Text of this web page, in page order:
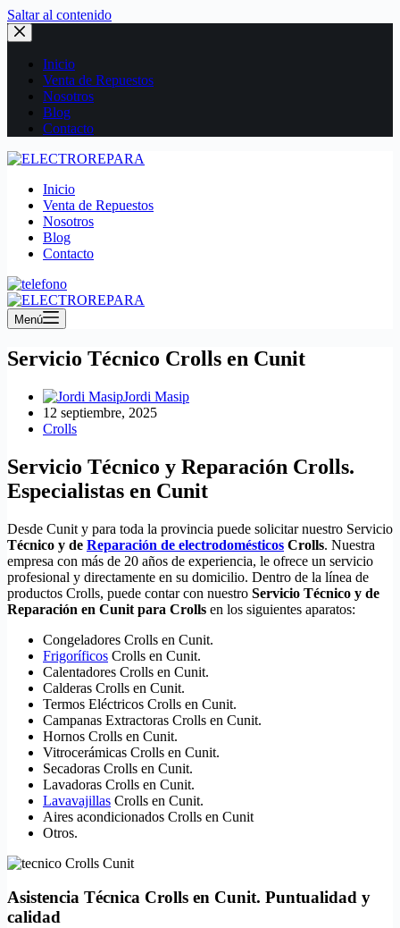
Saltar al contenido
Inicio
Venta de Repuestos
Nosotros
Blog
Contacto
Inicio
Venta de Repuestos
Nosotros
Blog
Contacto
Menú
Servicio Técnico Crolls en Cunit
Jordi Masip
12 septiembre, 2025
Crolls
Servicio Técnico y Reparación Crolls.
Especialistas en Cunit
Desde Cunit y para toda la provincia puede solicitar nuestro Servicio
Técnico y de Reparación de electrodomésticos Crolls. Nuestra
empresa con más de 20 años de experiencia, le ofrece un servicio
profesional y directamente en su domicilio. Dentro de la línea de
productos Crolls, puede contar con nuestro Servicio Técnico y de
Reparación en Cunit para Crolls en los siguientes aparatos:
Congeladores Crolls en Cunit.
Frigoríficos Crolls en Cunit.
Calentadores Crolls en Cunit.
Calderas Crolls en Cunit.
Termos Eléctricos Crolls en Cunit.
Campanas Extractoras Crolls en Cunit.
Hornos Crolls en Cunit.
Vitrocerámicas Crolls en Cunit.
Secadoras Crolls en Cunit.
Lavadoras Crolls en Cunit.
Lavavajillas Crolls en Cunit.
Aires acondicionados Crolls en Cunit
Otros.
Asistencia Técnica Crolls en Cunit. Puntualidad y
calidad